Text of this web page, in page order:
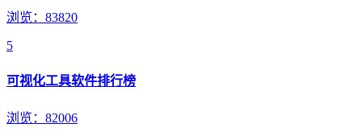
浏览：83820
5
可视化工具软件排行榜
浏览：82006